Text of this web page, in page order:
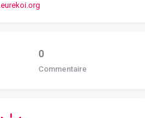
0
Commentaire